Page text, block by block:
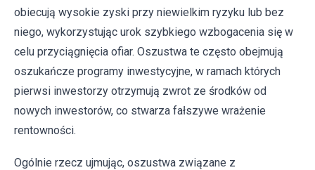
obiecują wysokie zyski przy niewielkim ryzyku lub bez
niego, wykorzystując urok szybkiego wzbogacenia się w
celu przyciągnięcia ofiar. Oszustwa te często obejmują
oszukańcze programy inwestycyjne, w ramach których
pierwsi inwestorzy otrzymują zwrot ze środków od
nowych inwestorów, co stwarza fałszywe wrażenie
rentowności.
Ogólnie rzecz ujmując, oszustwa związane z